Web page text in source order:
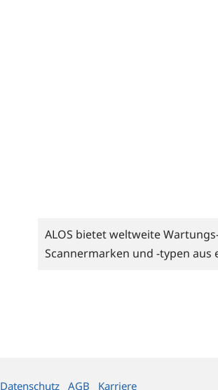
ALOS bietet weltweite
Scannermarken und -typen aus
Datenschutz AGB Karriere